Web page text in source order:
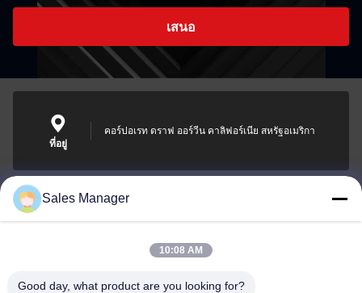
เสนอ
ที่อยู่
คอร์ปอเรท ดราฟ ออร์วีน คาลิฟอร์เนีย สหรัฐอเมริกา
sales@ltcircuit.com
Sales Manager
10:08 AM
Good day, what product are you looking for?